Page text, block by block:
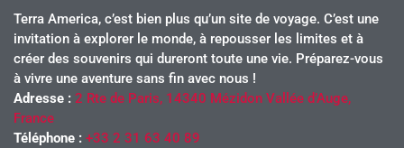
Terra America, c’est bien plus qu’un site de voyage. C’est une
invitation à explorer le monde, à repousser les limites et à
créer des souvenirs qui dureront toute une vie. Préparez-vous
à vivre une aventure sans fin avec nous !
Adresse : 2 Rte de Paris, 14340 Mézidon Vallée d’Auge,
France
Téléphone : +33 2 31 63 40 89